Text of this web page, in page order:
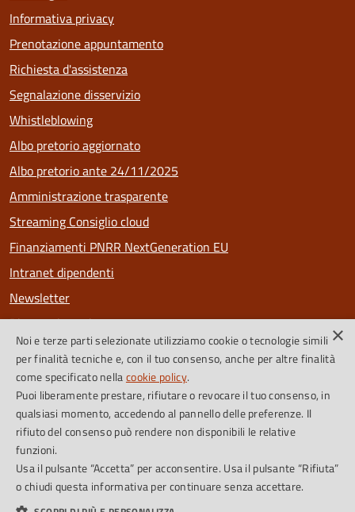
Informativa privacy
Prenotazione appuntamento
Richiesta d'assistenza
Segnalazione disservizio
Whistleblowing
Albo pretorio aggiornato
Albo pretorio ante 24/11/2025
Amministrazione trasparente
Streaming Consiglio cloud
Finanziamenti PNRR NextGeneration EU
Intranet dipendenti
Newsletter
Riconoscimenti
PagoPa
SEGUICI SU
FacebookInstagramFeed RSS
Cookie Policy
Credits
×
Noi e terze parti selezionate utilizziamo cookie o tecnologie simili
per finalità tecniche e, con il tuo consenso, anche per altre finalità
come specificato nellacookie policy.
Puoi liberamente prestare, rifiutare o revocare il tuo consenso, in
qualsiasi momento, accedendo al pannello delle preferenze. Il
rifiuto del consenso può rendere non disponibili le relative
funzioni.
Usa il pulsante “Accetta” per acconsentire. Usa il pulsante “Rifiuta”
o chiudi questa informativa per continuare senza accettare.